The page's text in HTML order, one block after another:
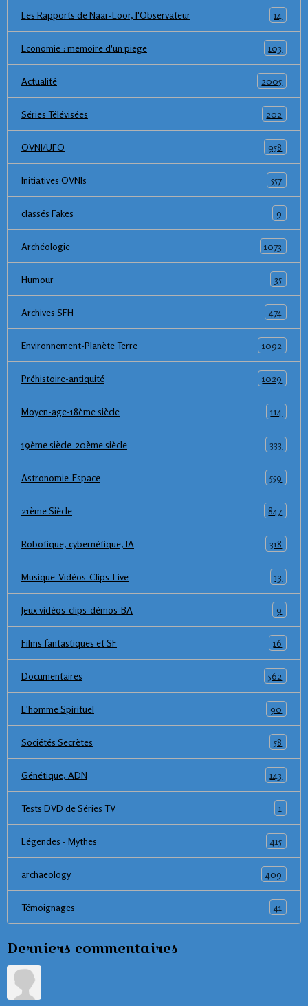
Les Rapports de Naar-Loor, l'Observateur 14
Economie : memoire d'un piege 103
Actualité 2005
Séries Télévisées 202
OVNI/UFO 958
Initiatives OVNIs 557
classés Fakes 9
Archéologie 1073
Humour 35
Archives SFH 474
Environnement-Planète Terre 1092
Préhistoire-antiquité 1029
Moyen-age-18ème siècle 114
19ème siècle-20ème siècle 333
Astronomie-Espace 559
21ème Siècle 847
Robotique, cybernétique, IA 318
Musique-Vidéos-Clips-Live 13
Jeux vidéos-clips-démos-BA 9
Films fantastiques et SF 16
Documentaires 562
L'homme Spirituel 90
Sociétés Secrètes 58
Génétique, ADN 143
Tests DVD de Séries TV 1
Légendes - Mythes 415
archaeology 409
Témoignages 41
Derniers commentaires